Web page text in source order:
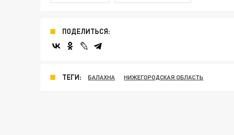
ПОДЕЛИТЬСЯ:
ТЕГИ: БАЛАХНА НИЖЕГОРОДСКАЯ ОБЛАСТЬ